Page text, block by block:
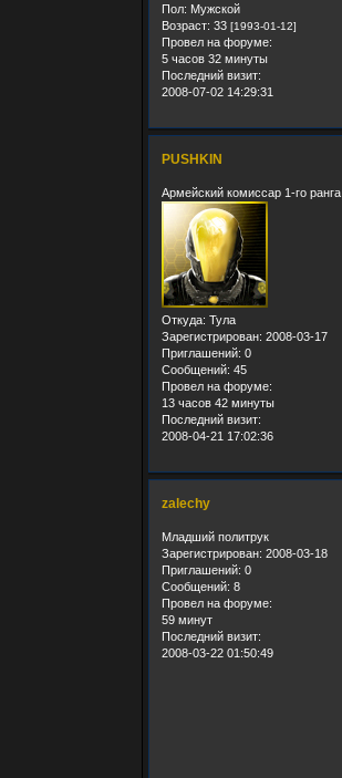
Пол: Мужской
Возраст: 33[1993-01-12]
Провел на форуме:
5 часов 32 минуты
Последний визит:
2008-07-02 14:29:31
PUSHKIN
Армейский комиссар 1-го ранга
Откуда: Тула
Зарегистрирован: 2008-03-17
Приглашений: 0
Сообщений: 45
Провел на форуме:
13 часов 42 минуты
Последний визит:
2008-04-21 17:02:36
zalechy
Младший политрук
Зарегистрирован: 2008-03-18
Приглашений: 0
Сообщений: 8
Провел на форуме:
59 минут
Последний визит:
2008-03-22 01:50:49